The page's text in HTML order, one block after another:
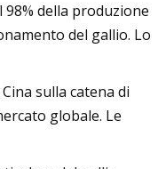
98% della produzione
del gallio. Lo
sulla catena di
globale. Le